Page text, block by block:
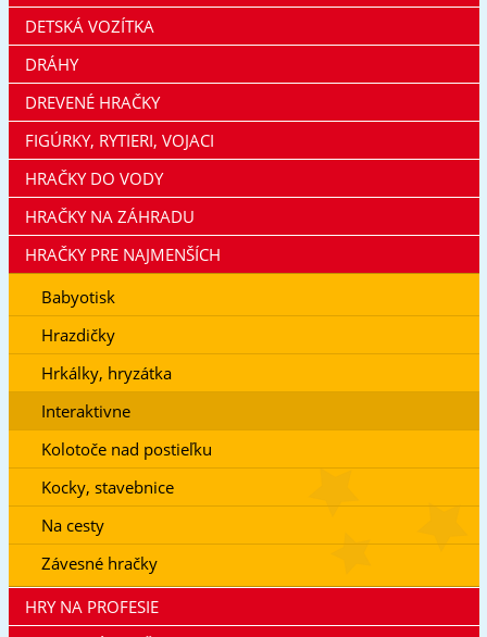
DETSKÁ VOZÍTKA
DRÁHY
DREVENÉ HRAČKY
FIGÚRKY, RYTIERI, VOJACI
HRAČKY DO VODY
HRAČKY NA ZÁHRADU
HRAČKY PRE NAJMENŠÍCH
Babyotisk
Hrazdičky
Hrkálky, hryzátka
Interaktivne
Kolotoče nad postieľku
Kocky, stavebnice
Na cesty
Závesné hračky
HRY NA PROFESIE